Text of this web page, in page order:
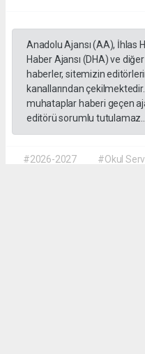
Anadolu Ajansı (AA), İhlas
Haber Ajansı (DHA) ve
haberler, sitemizin
kanallarından
muhataplar haberi geçen
editörü sorumlu
#2026-2027
#Okul